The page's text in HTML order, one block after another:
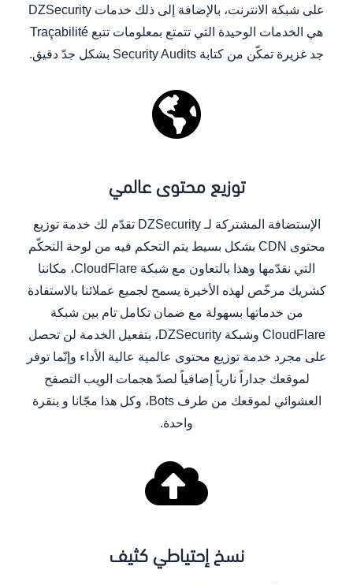
على شبكة الانترنت، بالإضافة إلى ذلك خدمات DZSecurity
هي الخدمات الوحيدة التي تتمتع بمعلومات تتبع Traçabilité
جد غزيرة تمكّن من كتابة Security Audits بشكل جدّ دقيق.
توزيع محتوى عالمي
الإستضافة المشتركة لـ DZSecurity تقدّم لك خدمة توزيع
محتوى CDN بشكل بسيط يتم التحكم فيه من لوحة التحكّم
التي نقدّمها وهذا بالتعاون مع شبكة CloudFlare، مكاننا
كشريك مرخّص لهذه الأخيرة يسمح لجميع عملائنا بالاستفادة
من خدماتها بسهولة مع ضمان تكامل تام بين شبكة
CloudFlare وشبكة DZSecurity، بتفعيل الخدمة لن تحصل
على مجرد خدمة توزيع محتوى عالمية عالية الأداء وإنّما توفر
لموقعك جداراً نارياً إضافياً لصدّ هجمات الويب التصفح
العشوائي لموقعك من طرف Bots، وكل هذا مجّانا و بنقرة
واحدة.
نسخ إحتياطي كثيف